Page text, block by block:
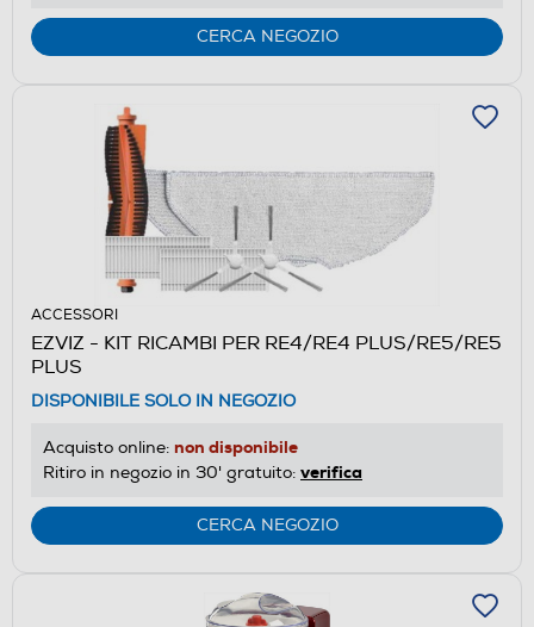
CERCA NEGOZIO
ACCESSORI
EZVIZ - KIT RICAMBI PER RE4/RE4 PLUS/RE5/RE5
PLUS
DISPONIBILE SOLO IN NEGOZIO
Acquisto online: non disponibile
Ritiro in negozio in 30' gratuito: verifica
CERCA NEGOZIO